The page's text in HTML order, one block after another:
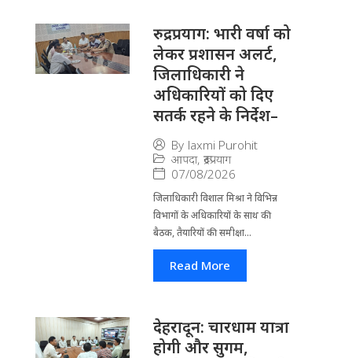
रुद्रप्रयाग: भारी वर्षा को
लेकर प्रशासन अलर्ट,
जिलाधिकारी ने
अधिकारियों को दिए
सतर्क रहने के निर्देश–
By laxmi Purohit
आपदा, रूद्रप्रयाग
07/08/2026
जिला​धिकारी विशाल मिश्रा ने वि​भिन्न
विभागों के अ​धिकारियों के साथ की
बैठक, तैयारियों की समीक्षा...
Read More
देहरादून: चारधाम यात्रा
होगी और सुगम,